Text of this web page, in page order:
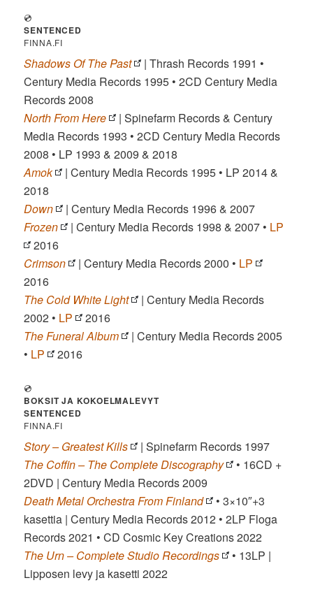
💿
SENTENCED
FINNA.FI
Shadows Of The Past
| Thrash Records 1991 •
Century Media Records 1995 • 2CD Century Media
Records 2008
North From Here
| Spinefarm Records & Century
Media Records 1993 • 2CD Century Media Records
2008 • LP 1993 & 2009 & 2018
Amok
| Century Media Records 1995 • LP 2014 &
2018
Down
| Century Media Records 1996 & 2007
Frozen
| Century Media Records 1998 & 2007 • LP
2016
Crimson
| Century Media Records 2000 • LP
2016
The Cold White Light
| Century Media Records
2002 • LP
2016
The Funeral Album
| Century Media Records 2005
• LP 2016
💿
BOKSIT JA KOKOELMALEVYT
SENTENCED
FINNA.FI
Story – Greatest Kills
| Spinefarm Records 1997
The Coffin – The Complete Discography
• 16CD +
2DVD | Century Media Records 2009
Death Metal Orchestra From Finland
• 3×10″+3
kasettia | Century Media Records 2012 • 2LP Floga
Records 2021 • CD Cosmic Key Creations 2022
The Urn – Complete Studio Recordings
• 13LP |
Lipposen levy ja kasetti 2022